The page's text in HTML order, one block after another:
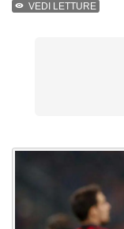
VEDI LETTURE